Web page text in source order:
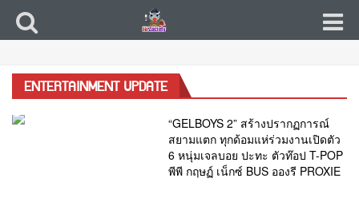
ENTERTAINMENT UPDATE
“GELBOYS 2” สร้างปรากฏการณ์
สยามแตก ทุกด้อมแห่ร่วมงานเปิดตัว
6 หนุ่มเจลบอย ปะทะ ตัวท๊อป T-POP
พีพี กฤษฏ์ เน็กซ์ BUS อองรี PROXIE